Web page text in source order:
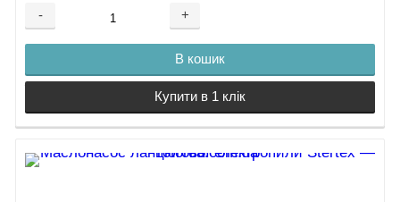
- +
В кошик
Купити в 1 клік